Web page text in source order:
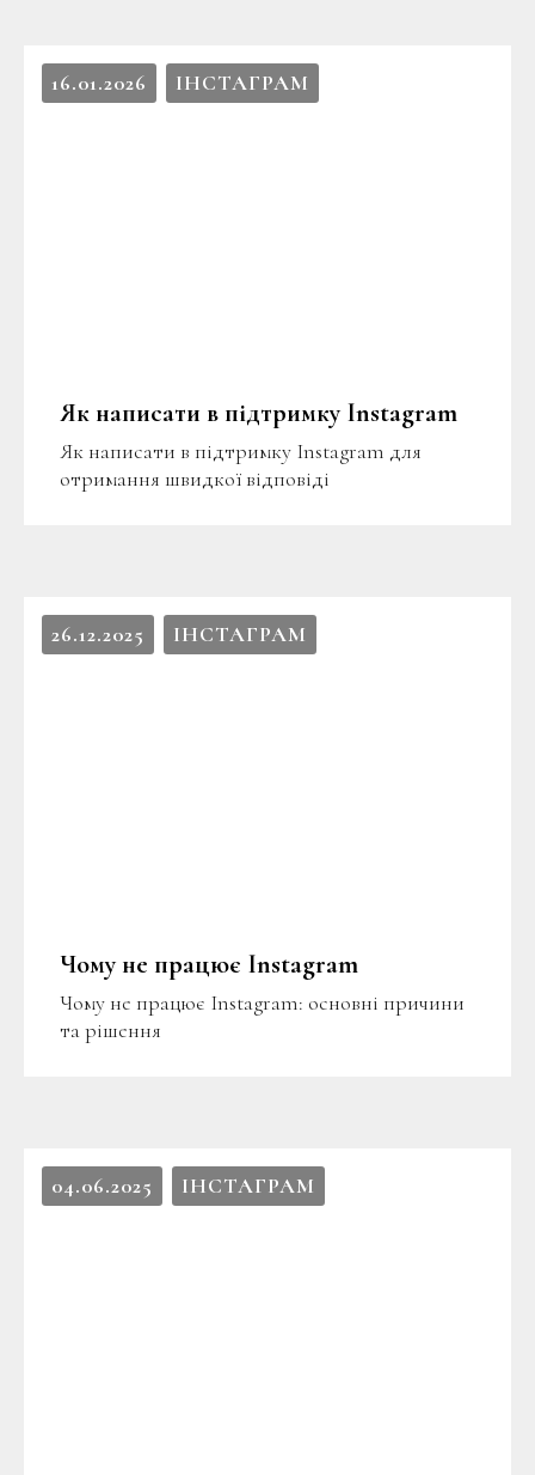
16.01.2026 ІНСТАГРАМ
Як написати в підтримку Instagram
Як написати в підтримку Instagram для
отримання швидкої відповіді
26.12.2025 ІНСТАГРАМ
Чому не працює Instagram
Чому не працює Instagram: основні причини
та рішення
04.06.2025 ІНСТАГРАМ